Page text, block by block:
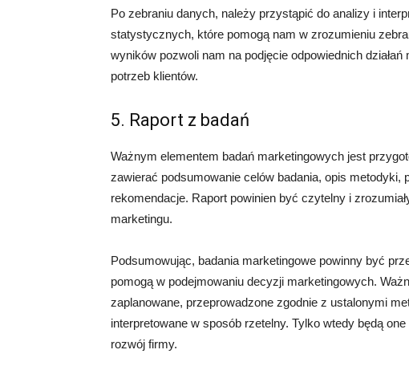
Po zebraniu danych, należy przystąpić do analizy i
statystycznych, które pomogą nam w zrozumieniu
wyników pozwoli nam na podjęcie odpowiednich
potrzeb klientów.
5. Raport z badań
Ważnym elementem badań marketingowych jest
zawierać podsumowanie celów badania, opis
rekomendacje. Raport powinien być czytelny i
marketingu.
Podsumowując, badania marketingowe powinny być
pomogą w podejmowaniu decyzji marketingowych.
zaplanowane, przeprowadzone zgodnie z ustalonymi
interpretowane w sposób rzetelny. Tylko wtedy będą
rozwój firmy.